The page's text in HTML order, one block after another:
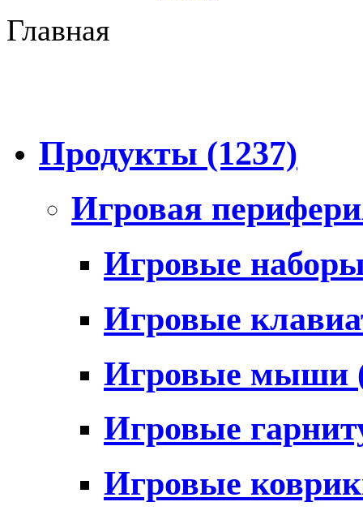
Главная
Продукты (1237)
Игровая
Игровые
Игровые
Игровые мыши
Игровые
Игровые